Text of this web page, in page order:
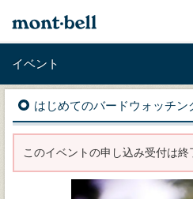
イベント
はじめてのバードウォッチン
このイベントの申し込み受付は終